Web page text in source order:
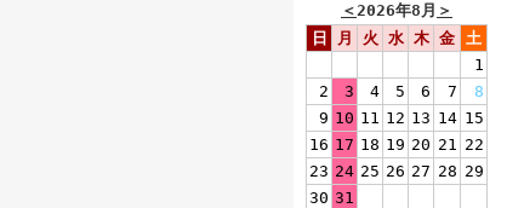
＜2026年8月 ＞
日
月 火 水 木 金 土
1
2
3 4 5 6 7
8
9 10 11 12 13 14 15
16 17 18 19 20 21 22
23 24 25 26 27 28 29
30 31